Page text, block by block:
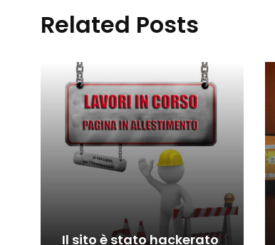
Related Posts
Il sito è stato hackerato